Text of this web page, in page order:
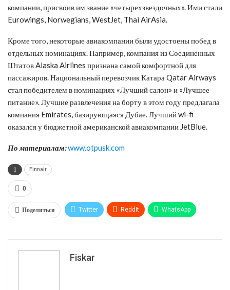
компании, присвоив им звание «четырехзвездочных». Ими стали
Eurowings, Norwegians, WestJet, Thai AirAsia.
Кроме того, некоторые авиакомпании были удостоены побед в
отдельных номинациях. Например, компания из Соединенных
Штатов Alaska Airlines признана самой комфортной для
пассажиров. Национальный перевозчик Катара Qatar Airways
стал победителем в номинациях «Лучший салон» и «Лучшее
питание». Лучшие развлечения на борту в этом году предлагала
компания Emirates, базирующаяся Дубае. Лучший wi-fi
оказался у бюджетной американской авиакомпании JetBlue.
По материалам:www.otpusk.com
Finnair
0
Поделиться Twitter ReddIt WhatsApp
Fiskar